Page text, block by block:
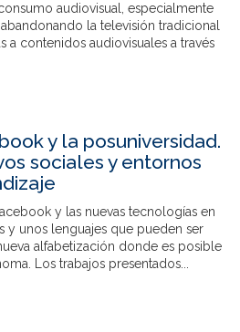
audiovisual, especialmente
la televisión tradicional
a contenidos audiovisuales a través
y la posuniversidad.
sociales y entornos
y las nuevas tecnologías en
y unos lenguajes que pueden ser
alfabetización donde es posible
Los trabajos presentados...